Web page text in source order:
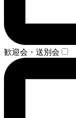
歓迎会・送別会